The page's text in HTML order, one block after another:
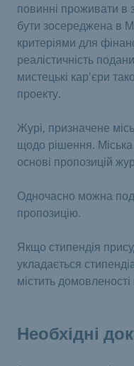
повинні проживати в
бути зосереджена в
критеріями для
реалістичність
мистецькі кар'єри
проекту.
Журі, призначене
щодо рішення.
основі пропозицій
Одночасно можна
пропозицію.
Якщо стипендія
укладається
містить
Необхідні